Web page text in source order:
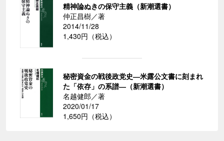
精神論ぬきの保守主義（新潮選書）
仲正昌樹／著
2014/11/28
1,430円（税込）
秘密資金の戦後政党史―米露公文書に刻まれ
た「依存」の系譜―（新潮選書）
名越健郎／著
2020/01/17
1,650円（税込）